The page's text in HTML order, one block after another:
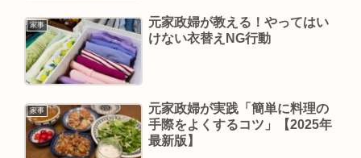
家事
元家政婦が教える！やってはい
けない衣替えNG行動
家事
元家政婦が実践「簡単に料理の
手際をよくするコツ」【2025年
最新版】